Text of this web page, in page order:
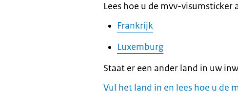
Lees hoe u de mvv-visumsticker
Frankrijk
Luxemburg
Staat er een ander land in uw
Vul het land in en lees hoe u de